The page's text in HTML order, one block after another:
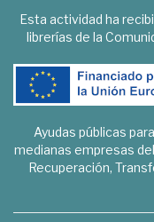
Esta actividad ha
librerías de la
Ayudas públicas
medianas empresas
Recuperación,